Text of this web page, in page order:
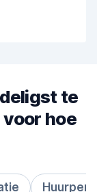
te
voor hoe